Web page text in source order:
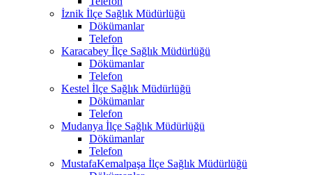
İznik İlçe Sağlık Müdürlüğü
Dökümanlar
Telefon
Karacabey İlçe Sağlık Müdürlüğü
Dökümanlar
Telefon
Kestel İlçe Sağlık Müdürlüğü
Dökümanlar
Telefon
Mudanya İlçe Sağlık Müdürlüğü
Dökümanlar
Telefon
MustafaKemalpaşa İlçe Sağlık Müdürlüğü